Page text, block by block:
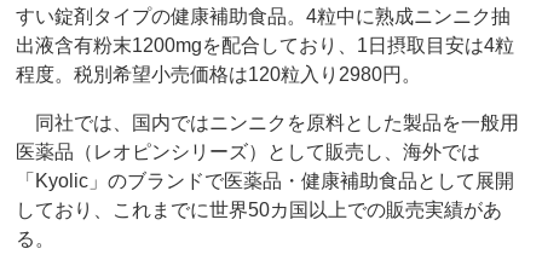
すい錠剤タイプの健康補助食品。4粒中に熟成ニンニク抽
出液含有粉末1200mgを配合しており、1日摂取目安は4粒
程度。税別希望小売価格は120粒入り2980円。
同社では、国内ではニンニクを原料とした製品を一般用
医薬品（レオピンシリーズ）として販売し、海外では
「Kyolic」のブランドで医薬品・健康補助食品として展開
しており、これまでに世界50カ国以上での販売実績があ
る。